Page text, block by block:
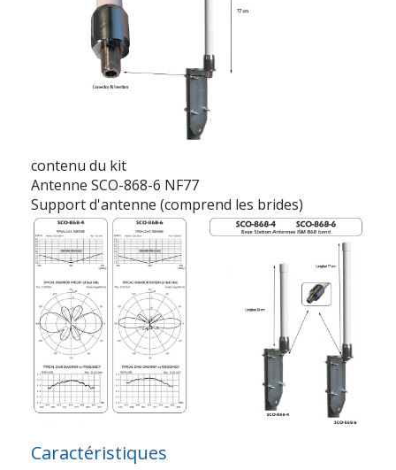
contenu du kit
Antenne SCO-868-6 NF77
Support d'antenne (comprend les brides)
Caractéristiques